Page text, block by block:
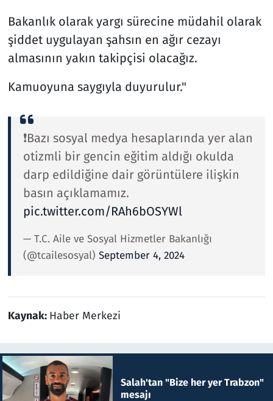
Bakanlık olarak yargı sürecine müdahil olarak
şiddet uygulayan şahsın en ağır cezayı
almasının yakın takipçisi olacağız.
Kamuoyuna saygıyla duyurulur."
❗️Bazı sosyal medya hesaplarında yer alan
otizmli bir gencin eğitim aldığı okulda
darp edildiğine dair görüntülere ilişkin
basın açıklamamız.
pic.twitter.com/RAh6bOSYWl
— T.C. Aile ve Sosyal Hizmetler Bakanlığı
(@tcailesosyal) September 4, 2024
Kaynak: Haber Merkezi
Salah'tan "Bize her yer Trabzon"
mesajı